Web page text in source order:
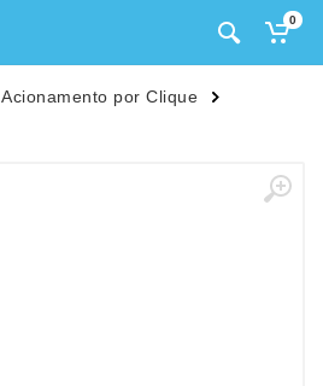
0
Acionamento por Clique